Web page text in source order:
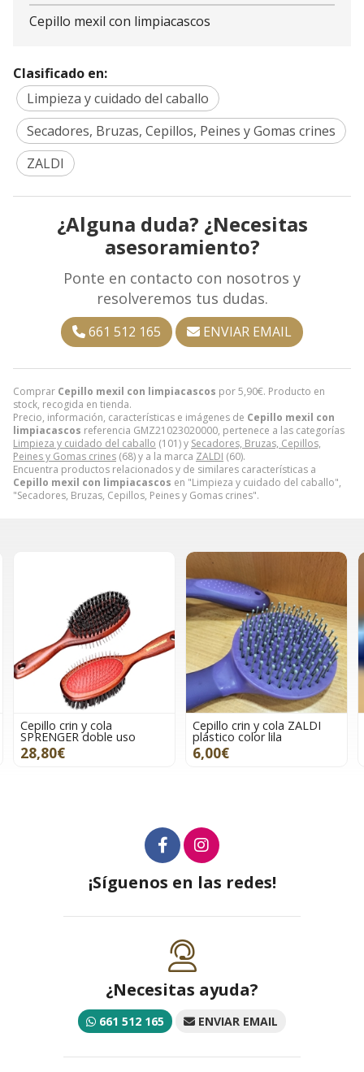
Comprar Cepillo mexil con limpiacascos por5,90€. Producto en
stock, recogida en tienda.
Precio, información, características e imágenes de Cepillo mexil con
limpiacascos referencia GMZ21023020000, pertenece a las categorías
Limpieza y cuidado del caballo (101) y Secadores, Bruzas, Cepillos,
Peines y Gomas crines (68) y a la marca ZALDI (60).
Encuentra productos relacionados y de similares características a
Cepillo mexil con limpiacascos en "Limpieza y cuidado del caballo",
"Secadores, Bruzas, Cepillos, Peines y Gomas crines".
Cepillo mexil con limpiacascos
Clasificado en:
Limpieza y cuidado del caballo
Secadores, Bruzas, Cepillos, Peines y Gomas crines
ZALDI
¿Alguna duda? ¿Necesitas
asesoramiento?
Ponte en contacto con nosotros y
resolveremos tus dudas.
661 512 165 ENVIAR EMAIL
Cepillo crin y cola ZALDI
plástico color lila
6,00€
Cepillo LEXHIS Soft Line
mango recto
7,90€
¡Síguenos en las redes!
¿Necesitas ayuda?
661 512 165 ENVIAR EMAIL